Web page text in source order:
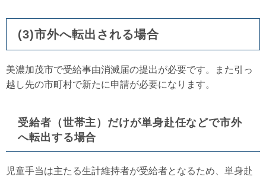
(3)市外へ転出される場合
美濃加茂市で受給事由消滅届の提出が必要です。また引っ
越し先の市町村で新たに申請が必要になります。
受給者（世帯主）だけが単身赴任などで市外
へ転出する場合
児童手当は主たる生計維持者が受給者となるため、単身赴